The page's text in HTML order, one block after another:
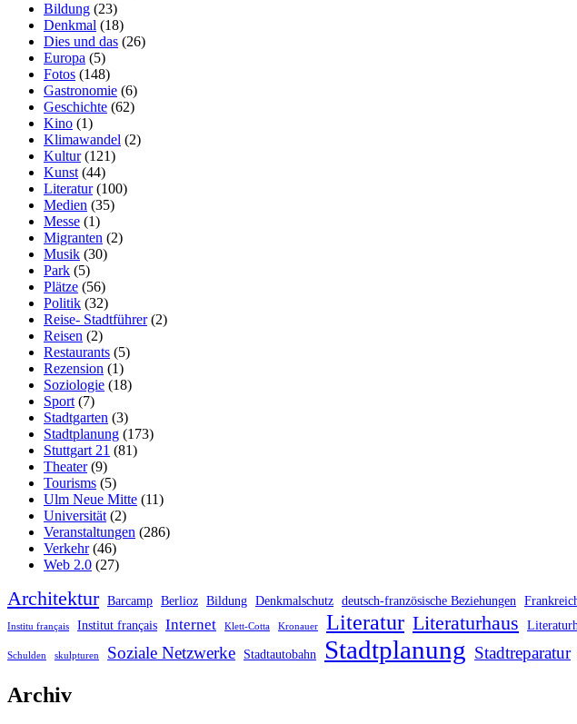
Bildung (23)
Denkmal (18)
Dies und das (26)
Europa (5)
Fotos (148)
Gastronomie (6)
Geschichte (62)
Kino (1)
Klimawandel (2)
Kultur(121)
Kunst (44)
Literatur(100)
Medien (35)
Messe (1)
Migranten (2)
Musik (30)
Park (5)
Plätze (56)
Politik (32)
Reise- Stadtführer(2)
Reisen (2)
Restaurants (5)
Rezension (1)
Soziologie (18)
Sport (7)
Stadtgarten (3)
Stadtplanung (173)
Stuttgart 21 (81)
Theater(9)
Tourisms (5)
Ulm Neue Mitte (11)
Universität (2)
Veranstaltungen (286)
Verkehr(46)
Web 2.0 (27)
Architektur Barcamp Berlioz Bildung Denkmalschutz deutsch-französische Beziehungen
Institu français Institut français Internet Klett-Cotta Kronauer Literatur Literaturhaus
Schulden skulpturen Soziale Netzwerke Stadtautobahn Stadtplanung Stadtreparatur
Archiv